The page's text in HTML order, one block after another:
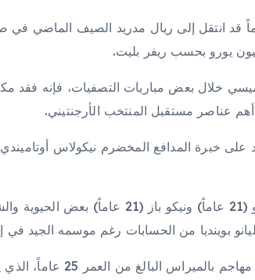
اللاعب البالغ من العمر 18 عاماً قد انتقل إلى ريال مدريد
خلال بعض مباريات التصفيات، فإنه فقد
عناصر مستقبل المنتخب الأرجنتيني.
على خبرة المدافع المخضرم نيكولاس
في المقابل، يمنح وجود فالنتين باركو (21
بوينديا من الحسابات رغم موسمه الجيد في
ويبرز أيضاً اسم خوسيه